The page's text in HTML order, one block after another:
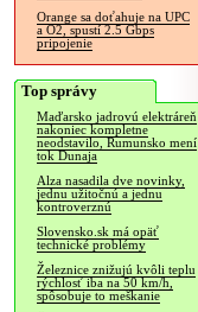
Orange sa doťahuje na UPC
a O2, spustí 2.5 Gbps
pripojenie
Top správy
Maďarsko jadrovú elektráreň
nakoniec kompletne
neodstavilo, Rumunsko mení
tok Dunaja
Alza nasadila dve novinky,
jednu užitočnú a jednu
kontroverznú
Slovensko.sk má opäť
technické problémy
Železnice znižujú kvôli teplu
rýchlosť iba na 50 km/h,
spôsobuje to meškanie